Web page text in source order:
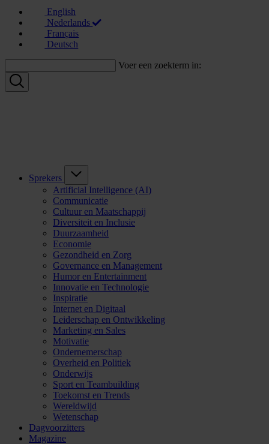
English
Nederlands
Français
Deutsch
Voer een zoekterm in:
Sprekers
Artificial Intelligence (AI)
Communicatie
Cultuur en Maatschappij
Diversiteit en Inclusie
Duurzaamheid
Economie
Gezondheid en Zorg
Governance en Management
Humor en Entertainment
Innovatie en Technologie
Inspiratie
Internet en Digitaal
Leiderschap en Ontwikkeling
Marketing en Sales
Motivatie
Ondernemerschap
Overheid en Politiek
Onderwijs
Sport en Teambuilding
Toekomst en Trends
Wereldwijd
Wetenschap
Dagvoorzitters
Magazine